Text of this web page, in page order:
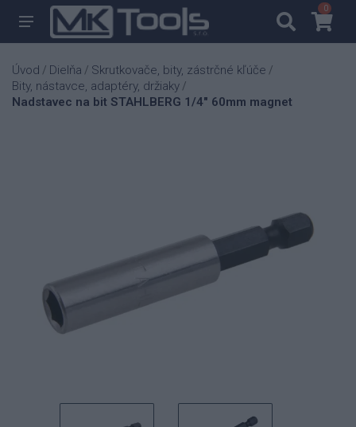
00
Úvod / Dielňa / Skrutkovače, bity, zástrčné kľúče /
Bity, nástavce, adaptéry, držiaky /
Nadstavec na bit STAHLBERG 1/4" 60mm magnet